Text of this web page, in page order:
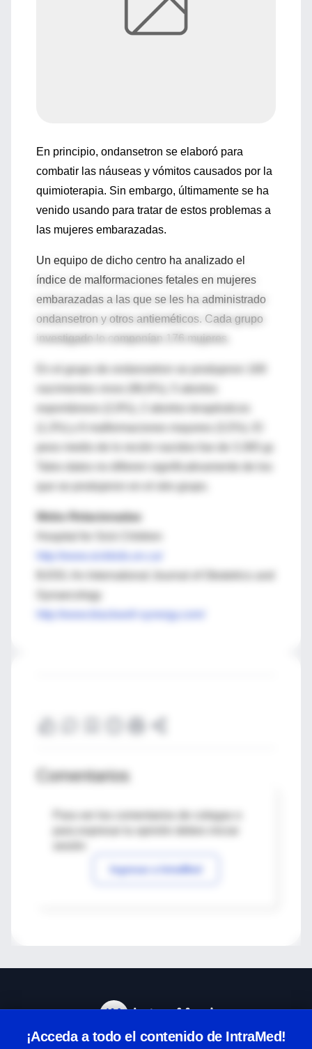
En principio, ondansetron se elaboró para
combatir las náuseas y vómitos causados por la
quimioterapia. Sin embargo, últimamente se ha
venido usando para tratar de estos problemas a
las mujeres embarazadas.
Un equipo de dicho centro ha analizado el
índice de malformaciones fetales en mujeres
embarazadas a las que se les ha administrado
ondansetron y otros antieméticos. Cada grupo
investigado lo componían 176 mujeres.
En el grupo de ondansetron se produjeron 169
espontáneos (2,9%), 2 abortos terapéuticos
(1,3%) y 6 malformaciones mayores (3,5%). El
Tales datos no difieren significativamente de los
que se produjeron en el otro grupo.
Webs Relacionadas
Gynaecology
http://www.blackwell-synergy.com/
Comentarios
Para ver los comentarios de colegas o
Ingresar a IntraMed
¡Acceda a todo el contenido de IntraMed!